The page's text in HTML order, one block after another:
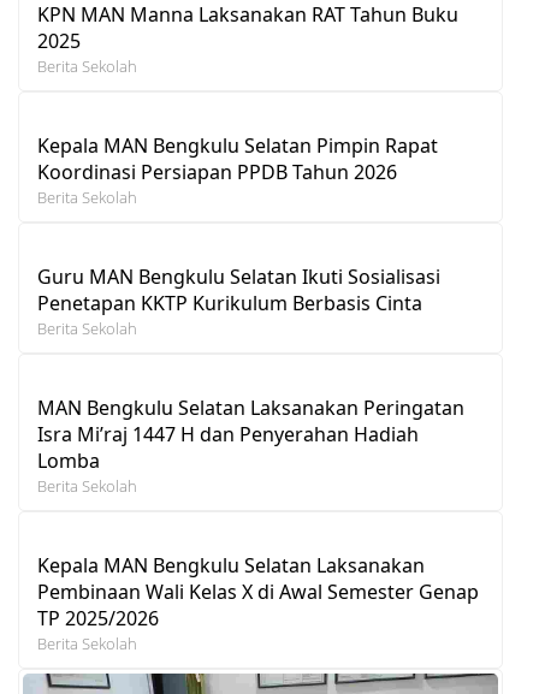
KPN MAN Manna Laksanakan RAT Tahun Buku
2025
Berita Sekolah
Kepala MAN Bengkulu Selatan Pimpin Rapat
Koordinasi Persiapan PPDB Tahun 2026
Berita Sekolah
Guru MAN Bengkulu Selatan Ikuti Sosialisasi
Penetapan KKTP Kurikulum Berbasis Cinta
Berita Sekolah
MAN Bengkulu Selatan Laksanakan Peringatan
Isra Mi’raj 1447 H dan Penyerahan Hadiah
Lomba
Berita Sekolah
Kepala MAN Bengkulu Selatan Laksanakan
Pembinaan Wali Kelas X di Awal Semester Genap
TP 2025/2026
Berita Sekolah